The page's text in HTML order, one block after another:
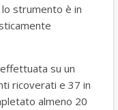
strumento è in
su un
ricoverati e 37 in
almeno 20